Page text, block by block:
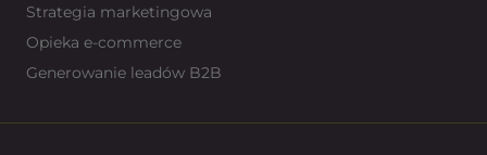
Strategia marketingowa
Opieka e-commerce
Generowanie leadów B2B